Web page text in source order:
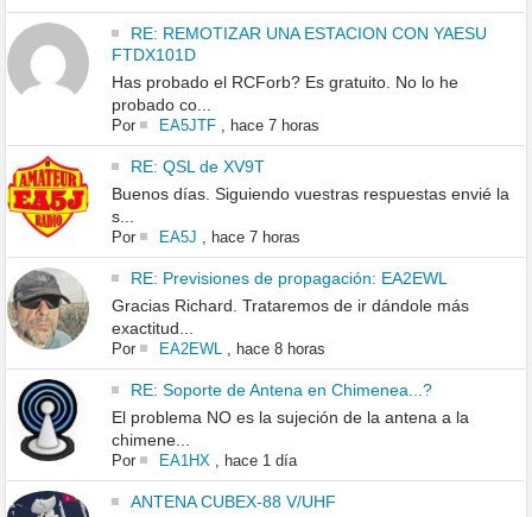
RE: REMOTIZAR UNA ESTACION CON YAESU
FTDX101D
Has probado el RCForb? Es gratuito. No lo he
probado co...
Por EA5JTF, hace 7 horas
RE: QSL de XV9T
Buenos días. Siguiendo vuestras respuestas envié la
s...
Por EA5J hace 7 horas
RE: Previsiones de propagación: EA2EWL
Gracias Richard. Trataremos de ir dándole más
exactitud...
Por EA2EWL hace 8 horas
RE: Soporte de Antena en Chimenea...?
El problema NO es la sujeción de la antena a la
chimene...
Por EA1HX hace 1 día
ANTENA CUBEX-88 V/UHF